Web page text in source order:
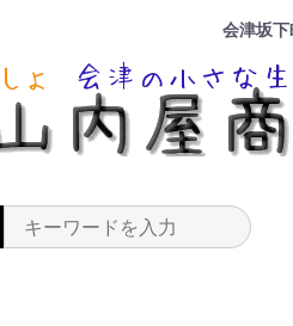
会津坂
商品名やキーワードを入力